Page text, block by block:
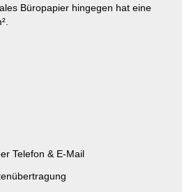
Büropapier hingegen hat eine
Telefon & E-Mail